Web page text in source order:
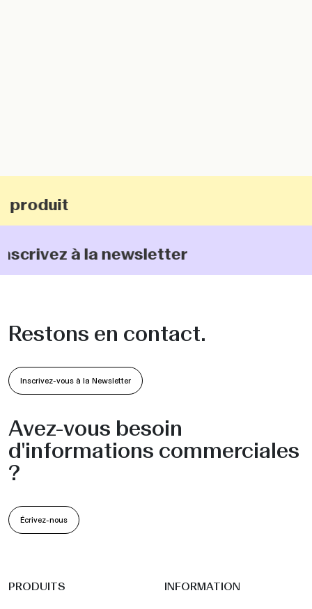
Extérieur
New
produit
à la newsletter
Restons en contact.
Inscrivez-vous à la Newsletter
Avez-vous besoin
d'informations commerciales
?
Écrivez-nous
PRODUITS INFORMATION